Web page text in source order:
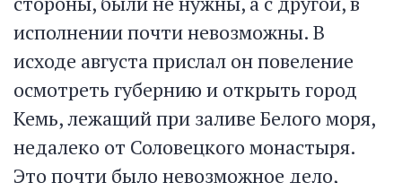
исполнении почти невозможны. В
исходе августа прислал он повеление
осмотреть губернию и открыть город
Кемь, лежащий при заливе Белого моря,
недалеко от Соловецкого монастыря.
Это почти было невозможное дело,